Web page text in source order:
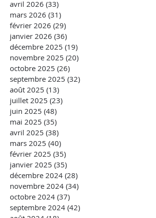
avril 2026 (33)
mars 2026 (31)
février 2026 (29)
janvier 2026 (36)
décembre 2025 (19)
novembre 2025 (20)
octobre 2025 (26)
septembre 2025 (32)
août 2025 (13)
juillet 2025 (23)
juin 2025 (48)
mai 2025 (35)
avril 2025 (38)
mars 2025 (40)
février 2025 (35)
janvier 2025 (35)
décembre 2024 (28)
novembre 2024 (34)
octobre 2024 (37)
septembre 2024 (42)